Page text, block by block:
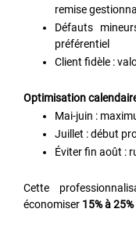
remise
Défauts
préférentiel
Client fidèle :
Optimisation
Mai-juin :
Juillet : début
Éviter fin août :
Cette
économiser 15% à 25%